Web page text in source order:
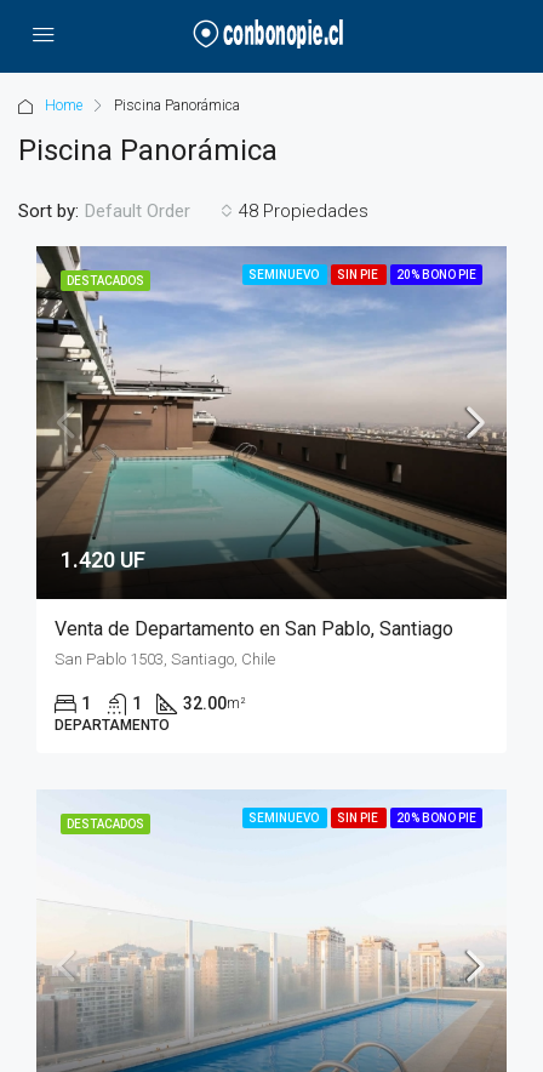
Home Piscina Panorámica
Piscina Panorámica
48 Propiedades
Sort by: Default Order
DESTACADOS SEMINUEVO SIN PIE 20% BONO PIE
1.420 UF
Venta de Departamento en San Pablo, Santiago
San Pablo 1503, Santiago, Chile
1 1 32.00m²
DEPARTAMENTO
DESTACADOS SEMINUEVO SIN PIE 20% BONO PIE